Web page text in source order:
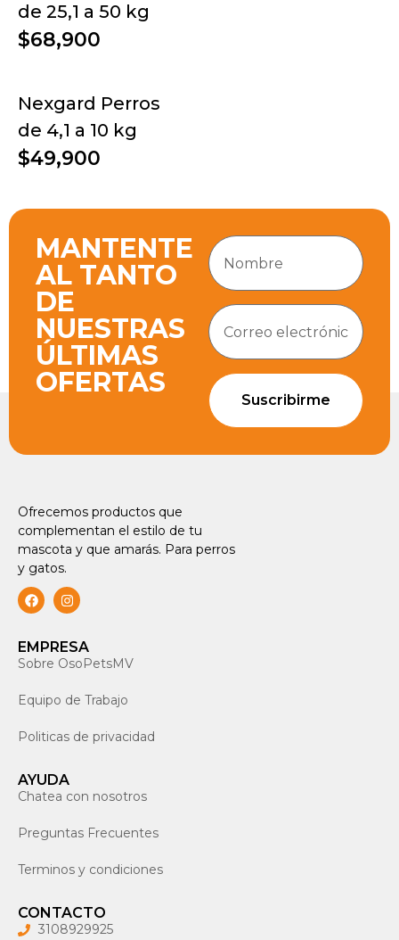
de 25,1 a 50 kg
$68,900
Nexgard Perros
de 4,1 a 10 kg
$49,900
MANTENTE
AL TANTO
DE
NUESTRAS
ÚLTIMAS
OFERTAS
Suscribirme
Ofrecemos productos que
complementan el estilo de tu
mascota y que amarás. Para perros
y gatos.
EMPRESA
Sobre OsoPetsMV
Equipo de Trabajo
Politicas de privacidad
AYUDA
Chatea con nosotros
Preguntas Frecuentes
Terminos y condiciones
CONTACTO
3108929925